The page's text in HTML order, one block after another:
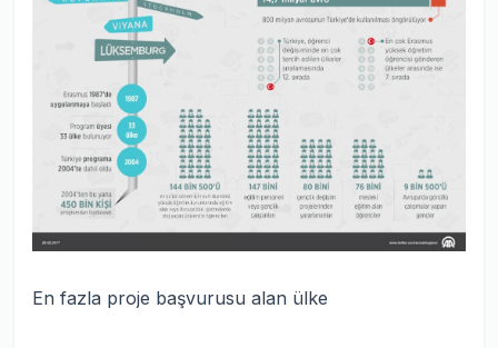
En fazla proje başvurusu alan ülke